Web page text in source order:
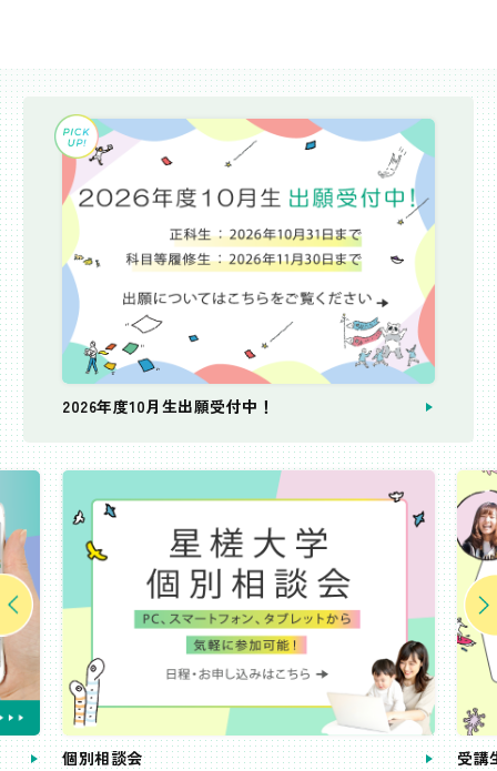
2026年度10月生出願受付中！
個別相談会 受講